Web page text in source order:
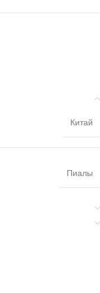
Китай
Пиалы